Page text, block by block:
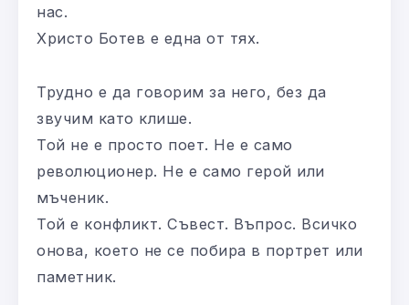
нас.
Христо Ботев е една от тях.
Трудно е да говорим за него, без да
звучим като клише.
Той не е просто поет. Не е само
революционер. Не е само герой или
мъченик.
Той е конфликт. Съвест. Въпрос. Всичко
онова, което не се побира в портрет или
паметник.